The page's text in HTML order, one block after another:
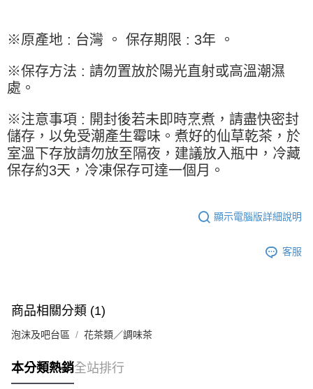
※原產地 : 台灣 。 保存期限 : 3年 。
※保存方法 : 請勿置放於陽光直射或高溫潮濕
處。
※注意事項 : 開封後若未即時烹煮，請盡快密封
儲存，以免受潮產生霉味。煮好的仙草乾茶，於
室溫下存放請勿放至隔夜，建議放入瓶中，冷藏
保存約3天，冷凍保存可達一個月。
顯示電腦版詳細說明
客服
商品相關分類 (1)
泡沫及吧台區 花茶類／調味茶
本分類熱銷全站排行